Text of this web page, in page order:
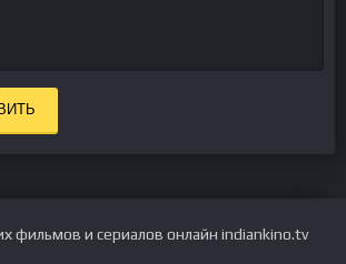
фильмов и сериалов онлайн indiankino.tv